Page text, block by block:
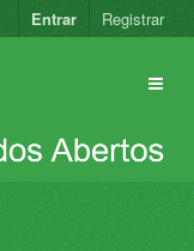
Entrar Registrar